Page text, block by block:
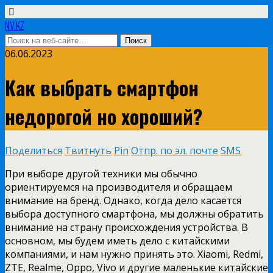
NV.KZ
06.06.2023
Как выбрать смартфон
недорогой но хороший?
Поделиться Твитнуть Pin Отпр. по эл. почте SMS
При выборе другой техники мы обычно
ориентируемся на производителя и обращаем
внимание на бренд. Однако, когда дело касается
выбора доступного смартфона, мы должны обратить
внимание на страну происхождения устройства. В
основном, мы будем иметь дело с китайскими
компаниями, и нам нужно принять это. Xiaomi, Redmi,
ZTE, Realme, Oppo, Vivo и другие маленькие китайские